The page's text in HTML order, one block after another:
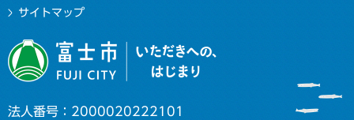
サイトマップ
法人番号：2000020222101